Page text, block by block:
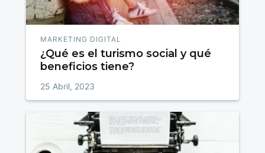
MARKETING DIGITAL
¿Qué es el turismo social y qué
beneficios tiene?
25 Abril, 2023